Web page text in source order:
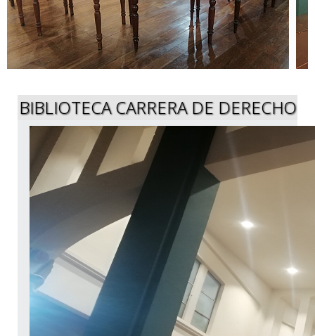
Presentación de Publicaciones...
BIBLIOTECA CARRERA DE DERECHO